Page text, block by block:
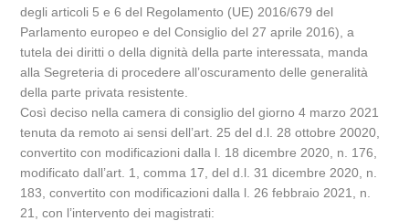
degli articoli 5 e 6 del Regolamento (UE) 2016/679 del
Parlamento europeo e del Consiglio del 27 aprile 2016), a
tutela dei diritti o della dignità della parte interessata, manda
alla Segreteria di procedere all’oscuramento delle generalità
della parte privata resistente.
Così deciso nella camera di consiglio del giorno 4 marzo 2021
tenuta da remoto ai sensi dell’art. 25 del d.l. 28 ottobre 20020,
convertito con modificazioni dalla l. 18 dicembre 2020, n. 176,
modificato dall’art. 1, comma 17, del d.l. 31 dicembre 2020, n.
183, convertito con modificazioni dalla l. 26 febbraio 2021, n.
21, con l’intervento dei magistrati: